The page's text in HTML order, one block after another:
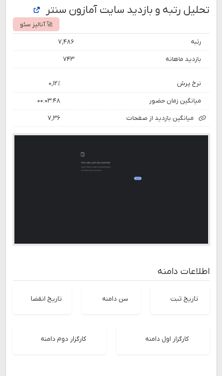
تحلیل رتبه و بازدید سایت آمازون سنتر
🚀 آنالیز سئو
رتبه ۷,۴۸۶
بازدید ماهانه ۷۴۳
نرخ پرش ۰,۱۲٪
میانگین زمان حضور ۰۰:۰۳:۴۸
میانگین بازدید از صفحات ۷,۳۶
اطلاعات دامنه
تاریخ ثبت سن دامنه تاریخ انقضا
کارگزار اول دامنه کارگزار دوم دامنه